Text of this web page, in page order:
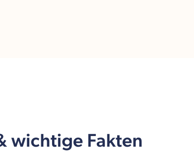
wichtige Fakten